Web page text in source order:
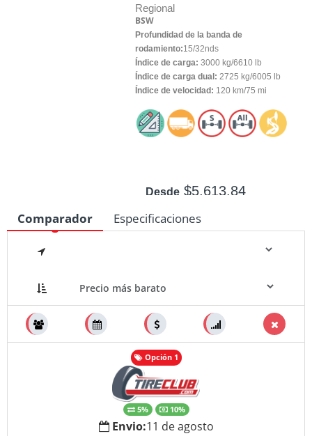
Regional
BSW
Profundidad de la banda de
rodamiento:15/32nds
Índice de carga: 3000 kg/6610 lb
Índice de carga dual: 2725 kg/6005 lb
Índice de velocidad: 120 km/75 mi
Desde $5,613.84
Disponible: 8
Medidas
Comparador Especificaciones
Opción 1
5% 10%
Envio:11 de agosto